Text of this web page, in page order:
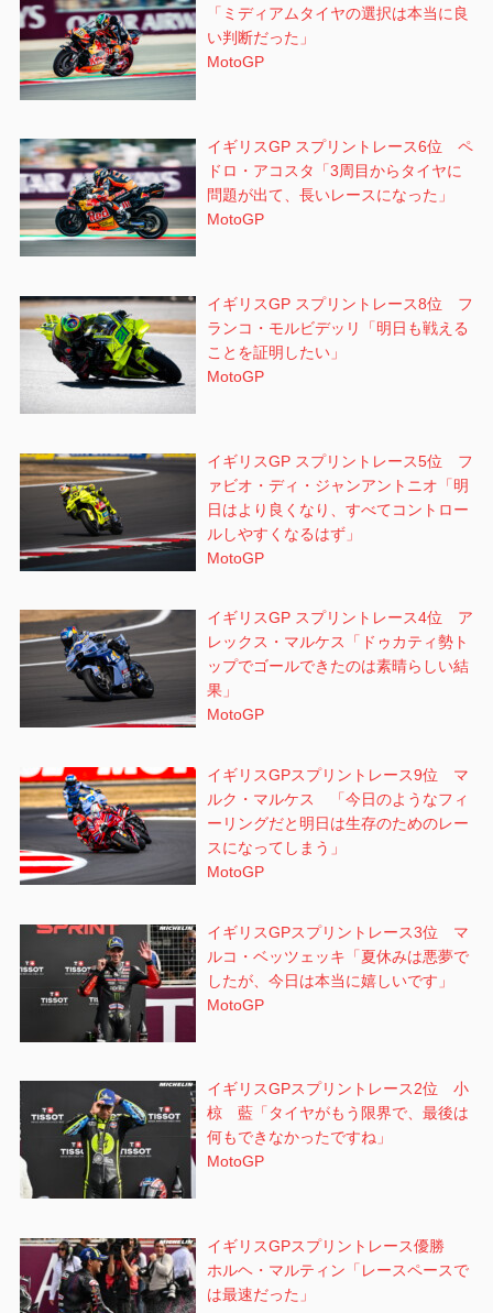
「ミディアムタイヤの選択は本当に良
い判断だった」
MotoGP
イギリスGP スプリントレース6位 ペ
ドロ・アコスタ「3周目からタイヤに
問題が出て、長いレースになった」
MotoGP
イギリスGP スプリントレース8位 フ
ランコ・モルビデッリ「明日も戦える
ことを証明したい」
MotoGP
イギリスGP スプリントレース5位 フ
ァビオ・ディ・ジャンアントニオ「明
日はより良くなり、すべてコントロー
ルしやすくなるはず」
MotoGP
イギリスGP スプリントレース4位 ア
レックス・マルケス「ドゥカティ勢ト
ップでゴールできたのは素晴らしい結
果」
MotoGP
イギリスGPスプリントレース9位 マ
ルク・マルケス 「今日のようなフィ
ーリングだと明日は生存のためのレー
スになってしまう」
MotoGP
イギリスGPスプリントレース3位 マ
ルコ・ベッツェッキ「夏休みは悪夢で
したが、今日は本当に嬉しいです」
MotoGP
イギリスGPスプリントレース2位 小
椋 藍「タイヤがもう限界で、最後は
何もできなかったですね」
MotoGP
イギリスGPスプリントレース優勝
ホルヘ・マルティン「レースペースで
は最速だった」